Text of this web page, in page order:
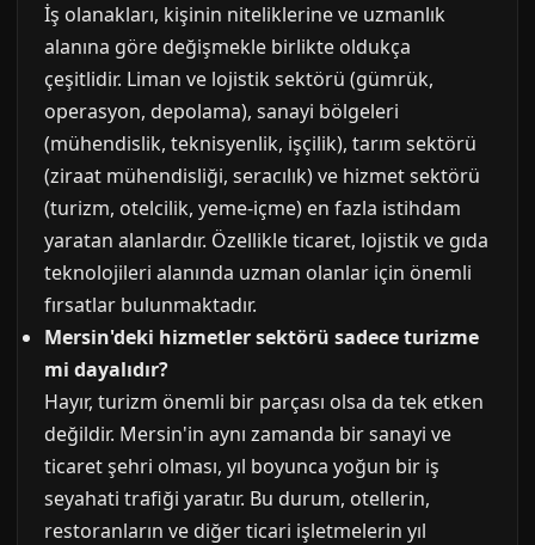
İş olanakları, kişinin niteliklerine ve uzmanlık
alanına göre değişmekle birlikte oldukça
çeşitlidir. Liman ve lojistik sektörü (gümrük,
operasyon, depolama), sanayi bölgeleri
(mühendislik, teknisyenlik, işçilik), tarım sektörü
(ziraat mühendisliği, seracılık) ve hizmet sektörü
(turizm, otelcilik, yeme-içme) en fazla istihdam
yaratan alanlardır. Özellikle ticaret, lojistik ve gıda
teknolojileri alanında uzman olanlar için önemli
fırsatlar bulunmaktadır.
Mersin'deki hizmetler sektörü sadece turizme
mi dayalıdır?
Hayır, turizm önemli bir parçası olsa da tek etken
değildir. Mersin'in aynı zamanda bir sanayi ve
ticaret şehri olması, yıl boyunca yoğun bir iş
seyahati trafiği yaratır. Bu durum, otellerin,
restoranların ve diğer ticari işletmelerin yıl